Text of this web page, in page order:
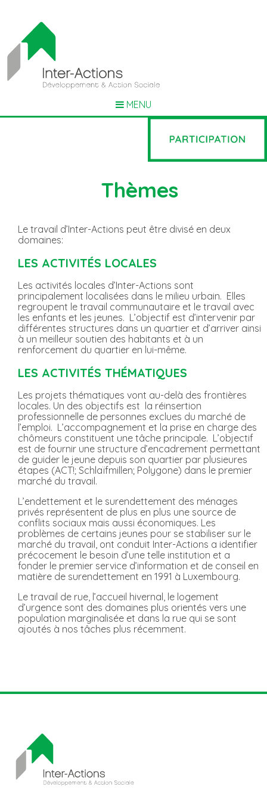
MENU
Thèmes
Le travail d’Inter-Actions peut être divisé en deux
domaines:
LES ACTIVITÉS LOCALES
Les activités locales d’Inter-Actions sont
principalement localisées dans le milieu urbain. Elles
regroupent le travail communautaire et le travail avec
les enfants et les jeunes. L’objectif est d’intervenir par
différentes structures dans un quartier et d’arriver ainsi
à un meilleur soutien des habitants et à un
renforcement du quartier en lui-même.
LES ACTIVITÉS THÉMATIQUES
Les projets thématiques vont au-delà des frontières
locales. Un des objectifs est la réinsertion
professionnelle de personnes exclues du marché de
l’emploi. L’accompagnement et la prise en charge des
chômeurs constituent une tâche principale. L’objectif
est de fournir une structure d’encadrement permettant
de guider le jeune depuis son quartier par plusieures
étapes (ACT!; Schlaïfmillen; Polygone) dans le premier
marché du travail.
L’endettement et le surendettement des ménages
privés représentent de plus en plus une source de
conflits sociaux mais aussi économiques. Les
problèmes de certains jeunes pour se stabiliser sur le
marché du travail, ont conduit Inter-Actions a identifier
précocement le besoin d’une telle institution et a
fonder le premier service d’information et de conseil en
matière de surendettement en 1991 à Luxembourg.
Le travail de rue, l’accueil hivernal, le logement
d’urgence sont des domaines plus orientés vers une
population marginalisée et dans la rue qui se sont
ajoutés à nos tâches plus récemment.